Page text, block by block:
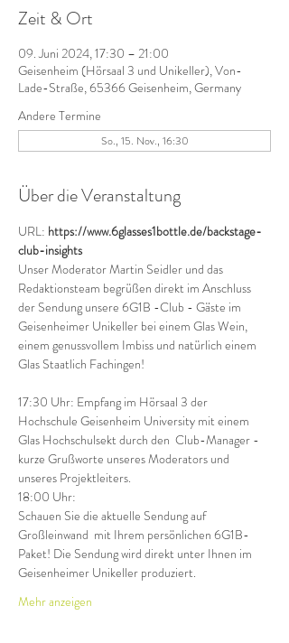
Zeit & Ort
09. Juni 2024, 17:30 – 21:00
Geisenheim (Hörsaal 3 und Unikeller), Von-
Lade-Straße, 65366 Geisenheim, Germany
Andere Termine
So., 15. Nov., 16:30
Über die Veranstaltung
URL: https://www.6glasses1bottle.de/backstage-
club-insights
Unser Moderator Martin Seidler und das
Redaktionsteam begrüßen direkt im Anschluss
der Sendung unsere 6G1B -Club - Gäste im
Geisenheimer Unikeller bei einem Glas Wein,
einem genussvollem Imbiss und natürlich einem
Glas Staatlich Fachingen!
17:30 Uhr: Empfang im Hörsaal 3 der
Hochschule Geisenheim University mit einem
Glas Hochschulsekt durch den  Club-Manager -
kurze Grußworte unseres Moderators und
unseres Projektleiters.
18:00 Uhr:
Schauen Sie die aktuelle Sendung auf
Großleinwand  mit Ihrem persönlichen 6G1B-
Paket! Die Sendung wird direkt unter Ihnen im
Geisenheimer Unikeller produziert.
Mehr anzeigen